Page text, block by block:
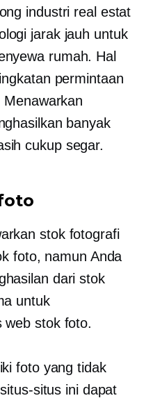
industri real estat
jarak jauh untuk
rumah. Hal
permintaan
banyak
cukup segar.
stok fotografi
foto, namun Anda
dari stok
untuk
web stok foto.
foto yang tidak
situs ini dapat